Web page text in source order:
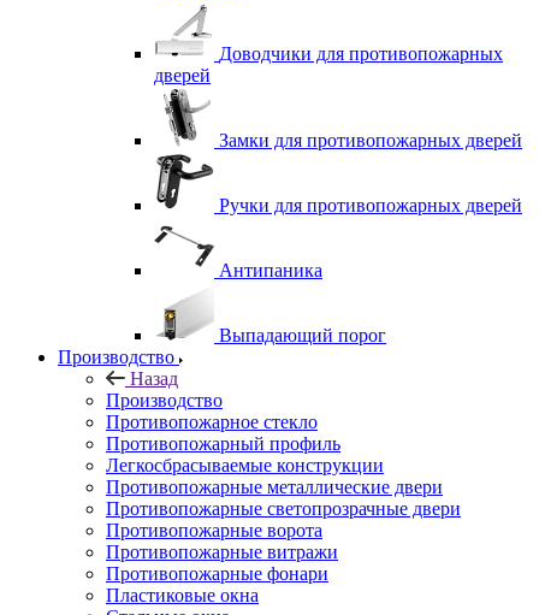
Доводчики для противопожарных
дверей
Замки для противопожарных дверей
Ручки для противопожарных дверей
Антипаника
Выпадающий порог
Производство
Назад
Производство
Противопожарное стекло
Противопожарный профиль
Легкосбрасываемые конструкции
Противопожарные металлические двери
Противопожарные светопрозрачные двери
Противопожарные ворота
Противопожарные витражи
Противопожарные фонари
Пластиковые окна